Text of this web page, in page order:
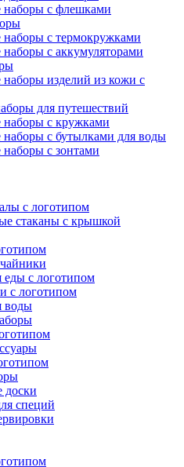
с флешками
с термокружками
с аккумуляторами
изделий из кожи с
для путешествий
с кружками
с бутылками для воды
с зонтами
с логотипом
стаканы с крышкой
еды с логотипом
с логотипом
воды
доски
специй